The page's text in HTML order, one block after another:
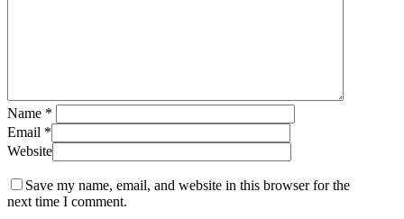
Name *
Email *
Website
Save my name, email, and website in this browser for the
next time I comment.